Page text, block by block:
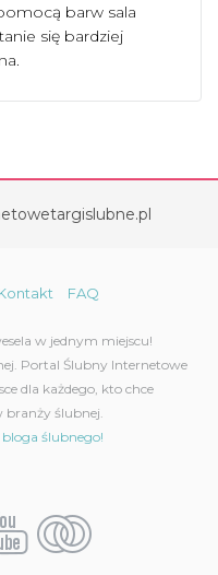
barw sala
się bardziej
FAQ
w jednym miejscu!
Portal Ślubny Internetowe
dla każdego, kto chce
ślubnej.
bloga ślubnego!